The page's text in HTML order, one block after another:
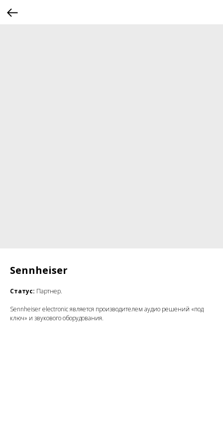
Sennheiser
Статус: Партнер.
Sennheiser electronic является производителем аудио решений «под
ключ» и звукового оборудования.